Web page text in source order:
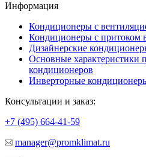
Информация
Кондиционеры с
Кондиционеры с притоком
Дизайнерские
Основные
кондиционеров
Инверторные
Консультации и заказ:
+7 (495) 664-41-59
manager@promklimat.ru